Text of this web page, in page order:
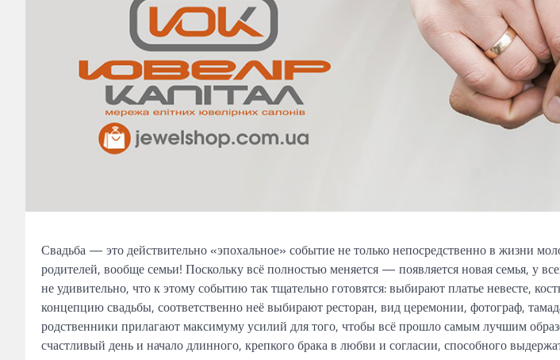
Свадьба — это действительно «эпохальное» событие не только непосредственно в жизни
родителей, вообще семьи! Поскольку всё полностью меняется — появляется новая семья, у
не удивительно, что к этому событию так тщательно готовятся: выбирают платье невесте,
концепцию свадьбы, соответственно неё выбирают ресторан, вид церемонии, фотограф,
родственники прилагают максимуму усилий для того, чтобы всё прошло самым лучшим
счастливый день и начало длинного, крепкого брака в любви и согласии, способного